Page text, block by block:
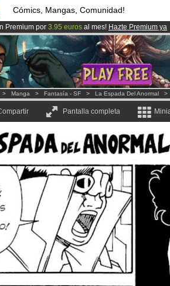
Cómics, Mangas, Comunidad!
Premium por 3.95 euros al mes! Hazte Premium ya
miembrosy 1000Cómics y Mangas!.
Amilova está desormado lanzado!.
> Manga > Fantasía - SF > La Espada Del Anormal
Pantalla completa